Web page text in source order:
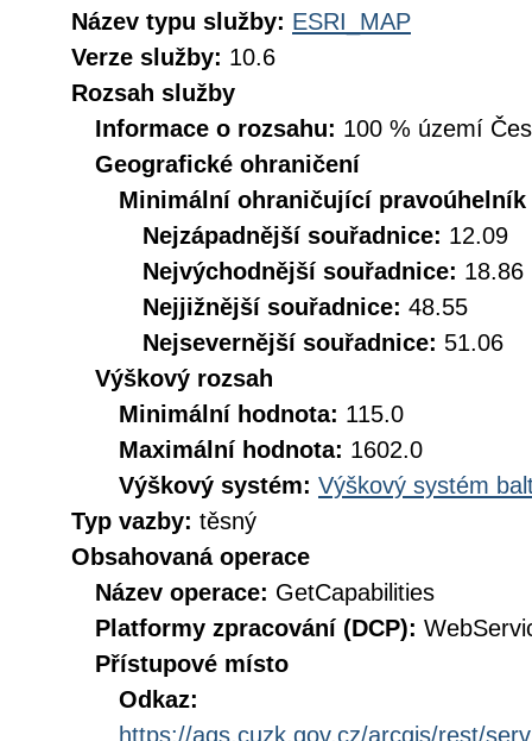
Název typu služby: ESRI_MAP
Verze služby: 10.6
Rozsah služby
Informace o rozsahu: 100 % území
Geografické ohraničení
Minimální ohraničující pravoúhelník
Nejzápadnější souřadnice: 12.09
Nejvýchodnější souřadnice: 18.86
Nejjižnější souřadnice: 48.55
Nejsevernější souřadnice: 51.06
Výškový rozsah
Minimální hodnota: 115.0
Maximální hodnota: 1602.0
Výškový systém: Výškový systém
Typ vazby: těsný
Obsahovaná operace
Název operace: GetCapabilities
Platformy zpracování (DCP):
Přístupové místo
Odkaz:
https://ags.cuzk.gov.cz/arcgis/rest/